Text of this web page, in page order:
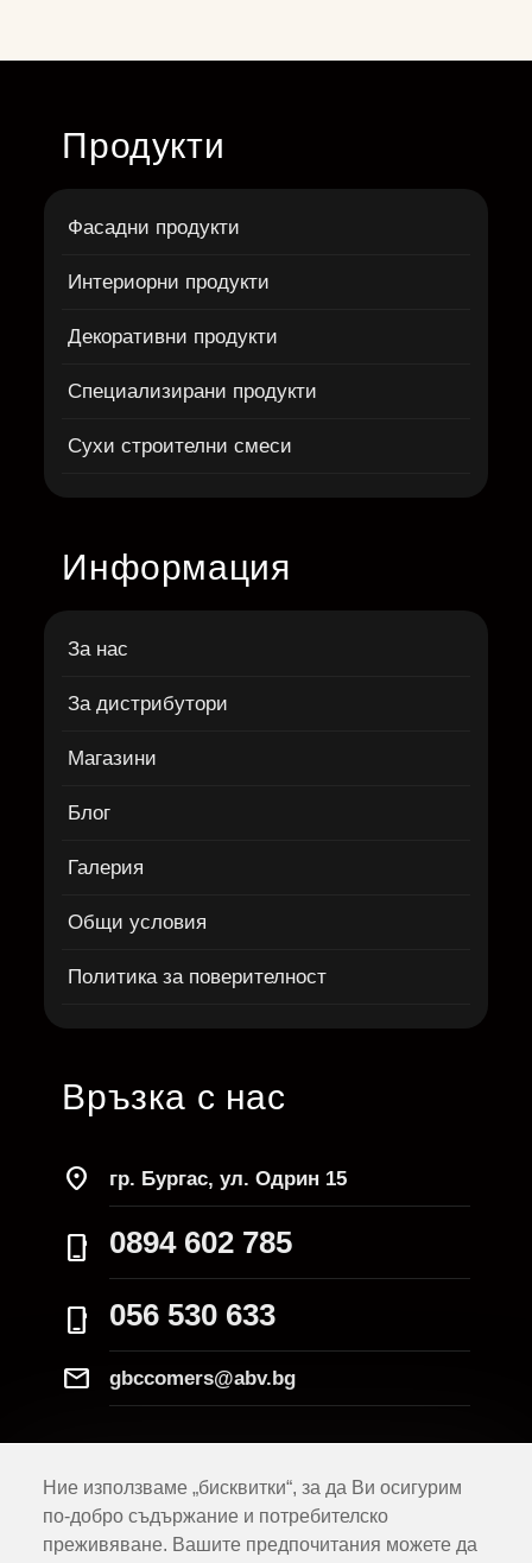
Продукти
Фасадни продукти
Интериорни продукти
Декоративни продукти
Специализирани продукти
Сухи строителни смеси
Информация
За нас
За дистрибутори
Магазини
Блог
Галерия
Общи условия
Политика за поверителност
Връзка с нас
location_on гр. Бургас, ул. Одрин 15
phone_iphone 0894 602 785
phone_iphone 056 530 633
Mail gbccomers@abv.bg
Ние използваме „бисквитки“, за да Ви осигурим
по-добро съдържание и потребителско
преживяване. Вашите предпочитания можете да